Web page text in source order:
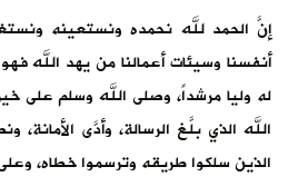
إنَّ الحمد لله نحمده ونستعينه
أنفسنا وسيئات أعمالنا من يهد الله
له وليا مرشداً، وصلى الله وسلم على
الله الذي بلَّغ الرسالة، وأدَّى الأمانة،
الذين سلكوا طريقه وترسموا خطاه،